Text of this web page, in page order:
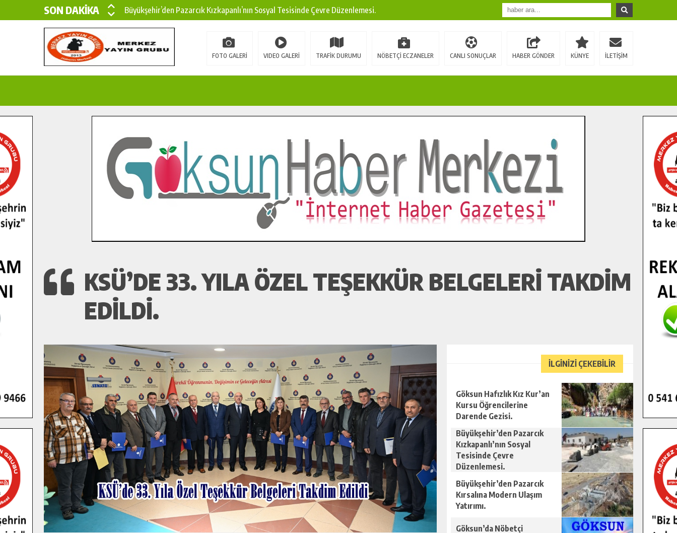
SON DAKİKA
Büyükşehir’den Pazarcık Kızkapanlı’nın Sosyal Tesisinde Çevre Düzenlemesi.
Büyükşehir’den Pazarcık Kırsalına Modern Ulaşım Yatırımı.
Çin’den KSÜ’ye Uluslararası Başarı: Edinilen Bilgi Türk Tarımına Katkı Sağlayacak.
İlçe Jandarma Komutanı Karakaya’dan Başkan Cüce’ye Veda Ziyareti.
Bertiz’in Yeni Köprüsünde Sona Doğru.
FOTO GALERİ VIDEO GALERİ TRAFİK DURUMU NÖBETÇİ ECZANELER CANLI SONUÇLAR HABER GÖNDER KÜNYE İLETİŞİM
KSÜ’DE 33. YILA ÖZEL TEŞEKKÜR BELGELERI TAKDIM
EDILDI.
İLGİNİZİ ÇEKEBİLİR
Göksun Hafızlık Kız Kur’an
Kursu Öğrencilerine
Darende Gezisi.
Büyükşehir’den Pazarcık
Kızkapanlı’nın Sosyal
Tesisinde Çevre
Düzenlemesi.
Büyükşehir’den Pazarcık
Kırsalına Modern Ulaşım
Yatırımı.
Göksun’da Nöbetçi